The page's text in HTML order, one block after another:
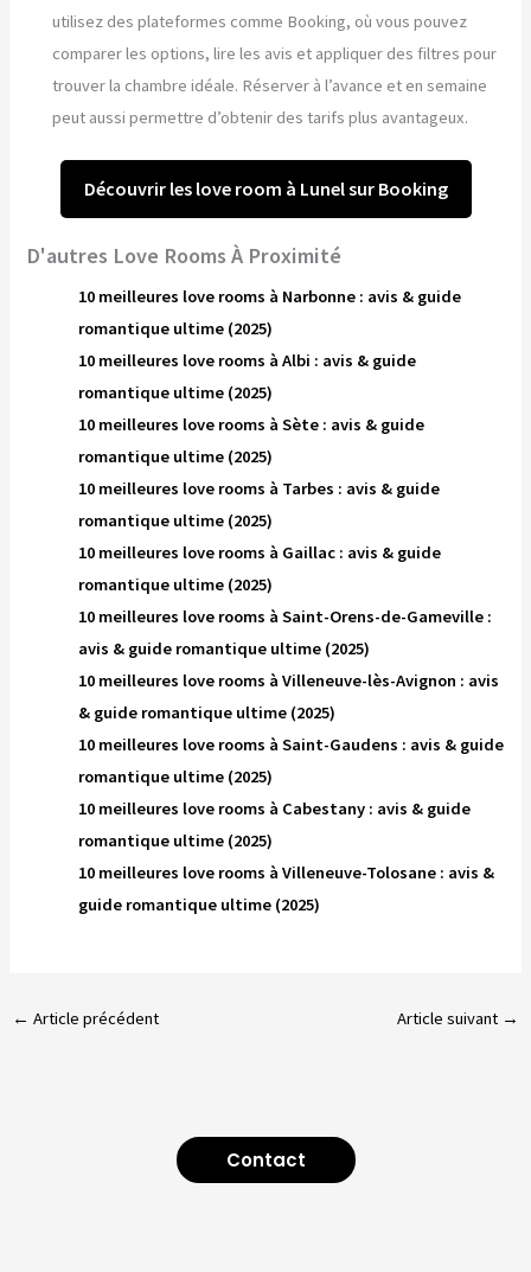
utilisez des plateformes comme Booking, où vous pouvez
comparer les options, lire les avis et appliquer des filtres pour
trouver la chambre idéale. Réserver à l’avance et en semaine
peut aussi permettre d’obtenir des tarifs plus avantageux.
Découvrir les love room à Lunel sur Booking
D'autres Love Rooms À Proximité
10 meilleures love rooms à Narbonne : avis & guide
romantique ultime (2025)
10 meilleures love rooms à Albi : avis & guide
romantique ultime (2025)
10 meilleures love rooms à Sète : avis & guide
romantique ultime (2025)
10 meilleures love rooms à Tarbes : avis & guide
romantique ultime (2025)
10 meilleures love rooms à Gaillac : avis & guide
romantique ultime (2025)
10 meilleures love rooms à Saint-Orens-de-Gameville :
avis & guide romantique ultime (2025)
10 meilleures love rooms à Villeneuve-lès-Avignon : avis
& guide romantique ultime (2025)
10 meilleures love rooms à Saint-Gaudens : avis & guide
romantique ultime (2025)
10 meilleures love rooms à Cabestany : avis & guide
romantique ultime (2025)
10 meilleures love rooms à Villeneuve-Tolosane : avis &
guide romantique ultime (2025)
← Article précédent Article suivant →
Contact